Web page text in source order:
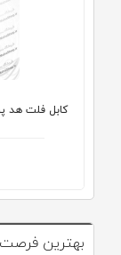
بهترین